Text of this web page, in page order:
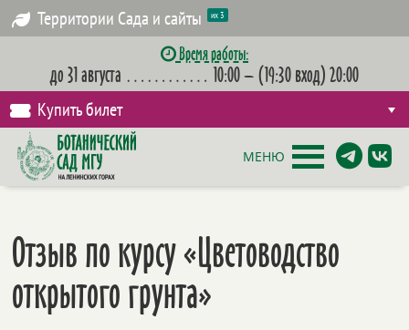
Территории Сада и сайты их 3
Время работы:
до 31 августа ………… 10:00 – (19:30 вход) 20:00
Купить билет
МЕНЮ
Отзыв по курсу «Цветоводство
открытого грунта»